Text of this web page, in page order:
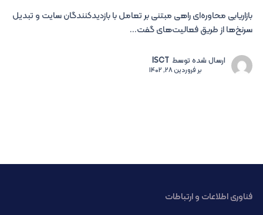
بازاریابی محاوره‌ای راهی مبتنی بر تعامل با بازدیدکنندگان سایت و تبدیل
سرنخ‌ها از طریق فعالیت‌های گفت...
ارسال شده توسط ISCT
برفروردین 28, 1402
فناوری اطلاعات و ارتباطات